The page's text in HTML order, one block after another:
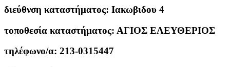
διεύθνση καταστήματος: Ιακωβιδου 4
τοποθεσία καταστήματος: ΑΓΙΟΣ ΕΛΕΥΘΕΡΙΟΣ
τηλέφωνο/α: 213-0315447